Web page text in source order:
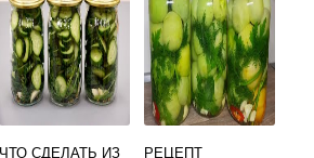
ЧТО СДЕЛАТЬ ИЗ
РЕЦЕПТ